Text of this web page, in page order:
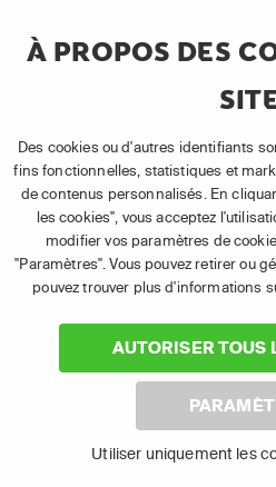
À PROPOS DES
Des cookies ou d'autres identifiants
fins fonctionnelles, statistiques et
de contenus personnalisés. En
les cookies", vous acceptez
modifier vos paramètres de
"Paramètres". Vous pouvez retirer ou
pouvez trouver plus d'informations
AUTORISER TOUS
Utiliser uniquement les
Samsung TV
(1) Les 30 premiers jours sont
souscription à un
(2) Prix de l'abonnement: TVA
:Voir toutes